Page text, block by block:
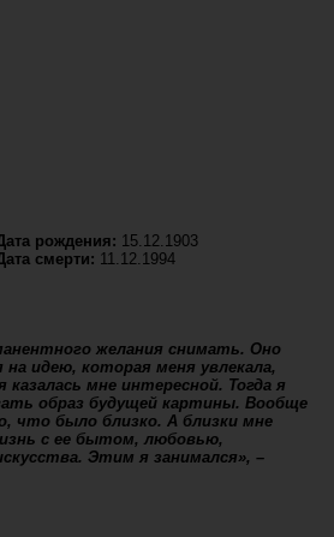
рождения: 15.12.1903
смерти: 11.12.1994
желания снимать. Оно
на идею, которая меня увлекала,
мне интересной. Тогда я
образ будущей картины. Вообще
что было близко. А близки мне
с ее бытом, любовью,
Этим я занимался», –